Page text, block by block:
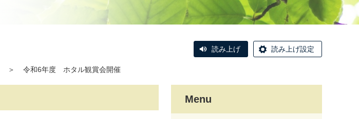
読み上げ 読み上げ設定
＞ 令和6年度 ホタル観賞会開催
Menu